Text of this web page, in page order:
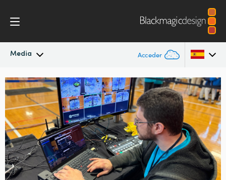
Media Acceder
Novedades
Archivo
Imágenes
Argentina
Australia
Austria
Brazil
Canada